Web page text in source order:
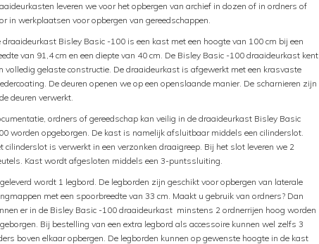
leveren we voor het opbergen van archief in dozen of in ordners of
in werkplaatsen voor opbergen van gereedschappen.
draaideurkast Bisley Basic -100 is een kast met een hoogte van 100 cm bij een
van 91,4 cm en een diepte van 40 cm. De Bisley Basic -100 draaideurkast kent
volledig gelaste constructie. De draaideurkast is afgewerkt met een krasvaste
De deuren openen we op een openslaande manier. De scharnieren zijn
deuren verwerkt.
ordners of gereedschap kan veilig in de draaideurkast Bisley Basic
worden opgeborgen. De kast is namelijk afsluitbaar middels een cilinderslot.
cilinderslot is verwerkt in een verzonken draaigreep. Bij het slot leveren we 2
Kast wordt afgesloten middels een 3-puntssluiting.
wordt 1 legbord. De legborden zijn geschikt voor opbergen van laterale
met een spoorbreedte van 33 cm. Maakt u gebruik van ordners? Dan
er in de Bisley Basic -100 draaideurkast minstens 2 ordnerrijen hoog worden
Bij bestelling van een extra legbord als accessoire kunnen wel zelfs 3
boven elkaar opbergen. De legborden kunnen op gewenste hoogte in de kast